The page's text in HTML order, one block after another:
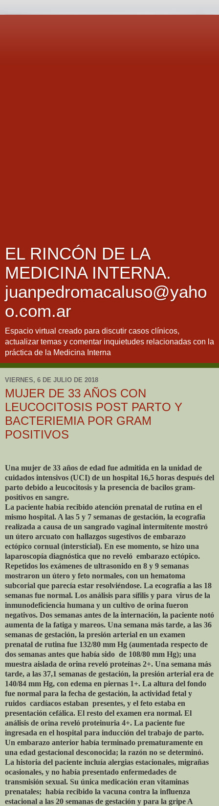
EL RINCÓN DE LA
MEDICINA INTERNA.
juanpedromacaluso@yaho
o.com.ar
Espacio virtual creado para discutir casos clínicos,
actualizar temas y comentar inquietudes relacionadas con la
práctica de la Medicina Interna
VIERNES, 6 DE JULIO DE 2018
MUJER DE 33 AÑOS CON
LEUCOCITOSIS POST PARTO Y
BACTERIEMIA POR GRAM
POSITIVOS
Una mujer de 33 años de edad fue admitida en la unidad de
cuidados intensivos (UCI) de un hospital 16,5 horas después del
parto debido a leucocitosis y la presencia de bacilos gram-
positivos en sangre.
La paciente había recibido atención prenatal de rutina en el
mismo hospital. A las 5 y 7 semanas de gestación, la ecografía
realizada a causa de un sangrado vaginal intermitente mostró
un útero arcuato con hallazgos sugestivos de embarazo
ectópico cornual (intersticial). En ese momento, se hizo una
laparoscopía diagnóstica que no reveló embarazo ectópico.
Repetidos los exámenes de ultrasonido en 8 y 9 semanas
mostraron un útero y feto normales, con un hematoma
subcorial que parecía estar resolviéndose. La ecografía a las 18
semanas fue normal. Los análisis para sífilis y para virus de la
inmunodeficiencia humana y un cultivo de orina fueron
negativos. Dos semanas antes de la internación, la paciente notó
aumenta de la fatiga y mareos. Una semana más tarde, a las 36
semanas de gestación, la presión arterial en un examen
prenatal de rutina fue 132/80 mm Hg (aumentada respecto de
dos semanas antes que había sido de 108/80 mm Hg); una
muestra aislada de orina reveló proteínas 2+. Una semana más
tarde, a las 37,1 semanas de gestación, la presión arterial era de
140/84 mm Hg, con edema en piernas 1+. La altura del fondo
fue normal para la fecha de gestación, la actividad fetal y
ruidos cardíacos estaban presentes, y el feto estaba en
presentación cefálica. El resto del examen era normal. El
análisis de orina reveló proteinuria 4+. La paciente fue
ingresada en el hospital para inducción del trabajo de parto.
Un embarazo anterior había terminado prematuramente en
una edad gestacional desconocida; la razón no se determinó.
La historia del paciente incluía alergias estacionales, migrañas
ocasionales, y no había presentado enfermedades de
transmisión sexual. Su única medicación eran vitaminas
prenatales; había recibido la vacuna contra la influenza
estacional a las 20 semanas de gestación y para la gripe A